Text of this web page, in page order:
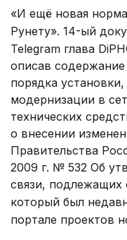
«И ещё новая
Рунету». 14-ый
Telegram глава
описав
порядка
модернизации в
технических
о внесении
Правительства
2009 г. № 532 Об
связи, подлежащих
который был
портале проектов